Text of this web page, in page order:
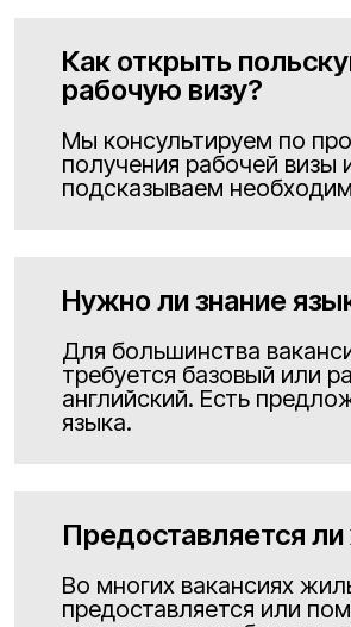
Как открыть
рабочую визу?
Мы консультируем по
получения рабочей визы
подсказываем
Нужно ли знание
Для большинства
требуется базовый или
английский. Есть
языка.
Предоставляется
Во многих вакансиях
предоставляется или